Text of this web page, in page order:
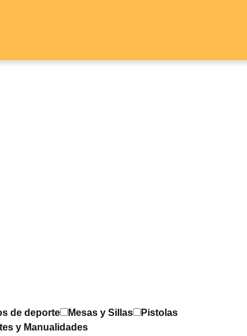
de deporte Mesas y Sillas
Pistolas
y Manualidades